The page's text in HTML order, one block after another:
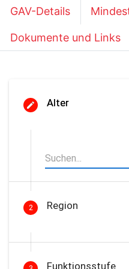
GAV-Details
Dokumente und Links
Alter
2 Region
Funktionsstufe